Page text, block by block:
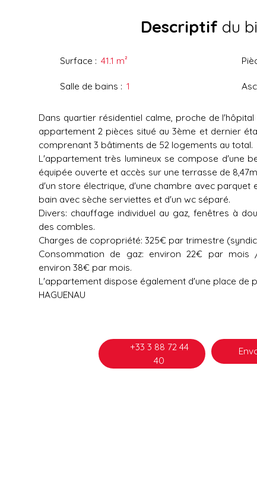
Descriptif du
Surface : 41.1 m²
Salle de bains : 1
Dans quartier résidentiel calme, proche de
appartement 2 pièces situé au 3ème et dernier
comprenant 3 bâtiments de 52 logements au total.
L'appartement très lumineux se compose d'une
équipée ouverte et accès sur une terrasse de
d'un store électrique, d'une chambre avec parquet
bain avec sèche serviettes et d'un wc séparé.
Divers: chauffage individuel au gaz, fenêtres à
des combles.
Charges de copropriété: 325€ par trimestre (syndic
Consommation de gaz: environ 22€ par mois
environ 38€ par mois.
L'appartement dispose également d'une place de
HAGUENAU
+33 3 88 72 44
40